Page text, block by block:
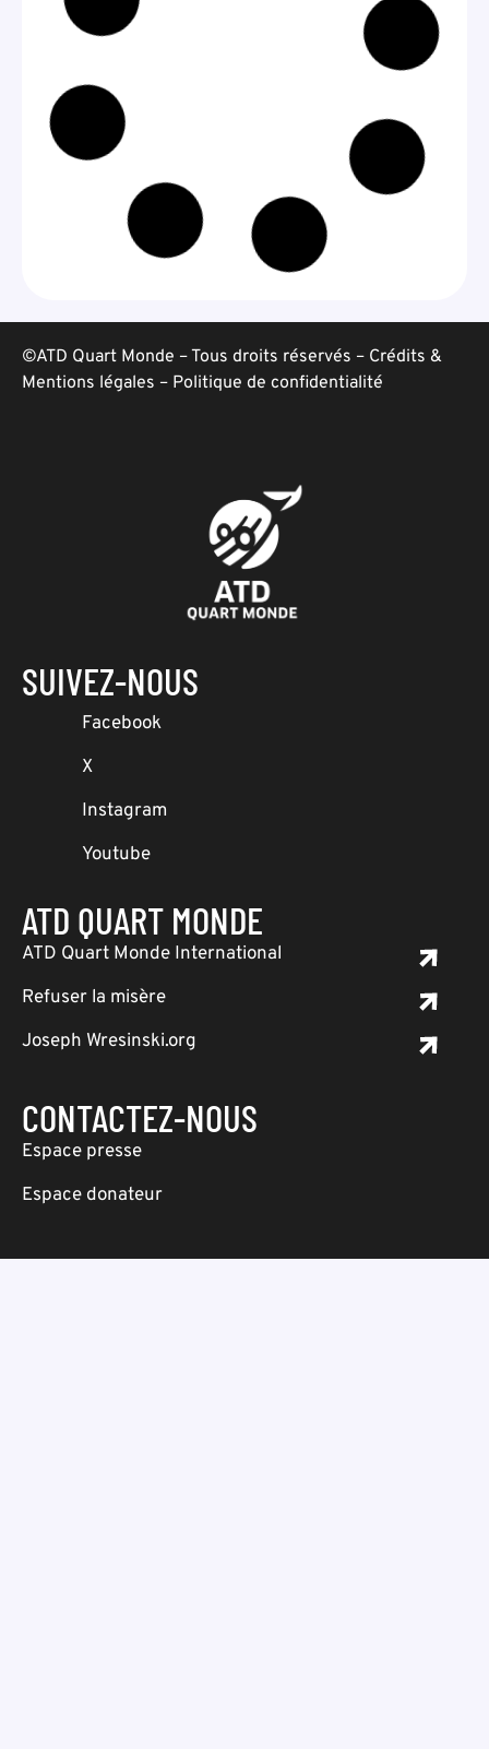
©ATD Quart Monde – Tous droits réservés – Crédits &
Mentions légales – Politique de confidentialité
SUIVEZ-NOUS
Facebook
X
Instagram
Youtube
ATD QUART MONDE
ATD Quart Monde International
Refuser la misère
Joseph Wresinski.org
CONTACTEZ-NOUS
Espace presse
Espace donateur